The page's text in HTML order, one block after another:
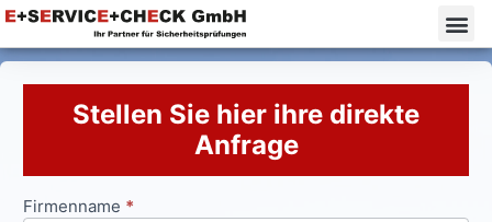
Stellen Sie hier ihre direkte
Anfrage
Anfrageformular
Firmenname *